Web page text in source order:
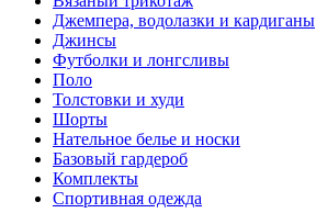
Джемпера, водолазки и кардиганы
Джинсы
Футболки и лонгсливы
Поло
Толстовки и худи
Шорты
Нательное белье и носки
Базовый гардероб
Комплекты
Спортивная одежда